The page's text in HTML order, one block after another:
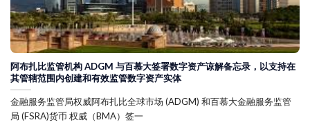
阿布扎比监管机构 ADGM 与百慕大签署数字资产谅解备忘录，以支持在
其管辖范围内创建和有效监管数字资产实体
金融服务监管局权威阿布扎比全球市场 (ADGM) 和百慕大金融服务监管
局 (FSRA)货币 权威（BMA）签一